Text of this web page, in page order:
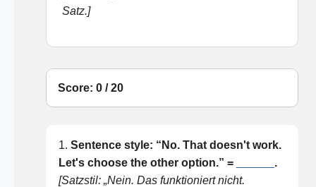
Satz.]
Score: 0 / 20
1. Sentence style: “No. That doesn't work.
Let's choose the other option.” =
.
[Satzstil: „Nein. Das funktioniert nicht.